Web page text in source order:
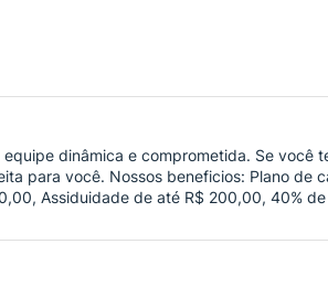
dinâmica e comprometida. Se
para você. Nossos beneficios: Plano de
Assiduidade de até R$ 200,00, 40%